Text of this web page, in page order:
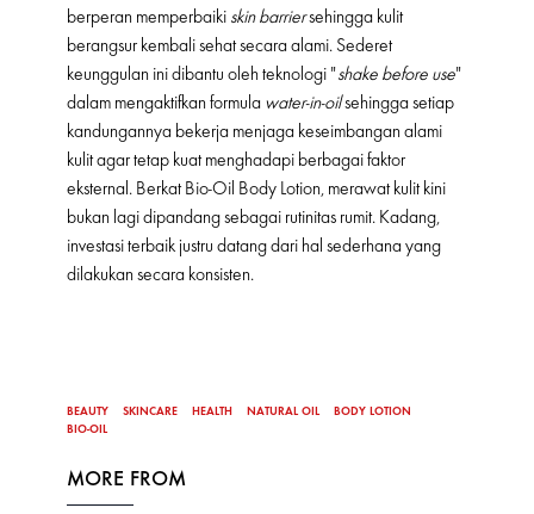
berperan memperbaiki skin barriersehingga kulit
berangsur kembali sehat secara alami. Sederet
keunggulan ini dibantu oleh teknologi "shake before use"
dalam mengaktifkan formula water-in-oilsehingga setiap
kandungannya bekerja menjaga keseimbangan alami
kulit agar tetap kuat menghadapi berbagai faktor
eksternal. Berkat Bio-Oil Body Lotion, merawat kulit kini
bukan lagi dipandang sebagai rutinitas rumit. Kadang,
investasi terbaik justru datang dari hal sederhana yang
dilakukan secara konsisten.
BEAUTY SKINCARE HEALTH NATURAL OIL
BODY LOTION
BIO-OIL
MORE FROM